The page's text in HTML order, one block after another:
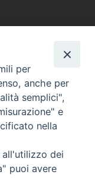
per
anche per
semplici",
e
nella
dei
puoi avere